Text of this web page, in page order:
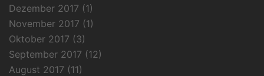
Dezember 2017 (1)
November 2017 (1)
Oktober 2017 (3)
September 2017 (12)
August 2017 (11)